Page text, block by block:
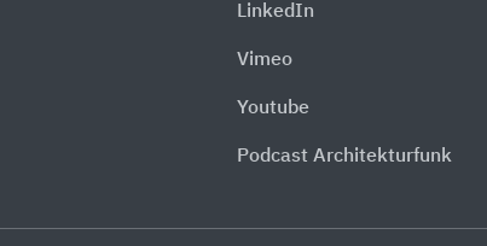
LinkedIn
Vimeo
Youtube
Podcast Architekturfunk